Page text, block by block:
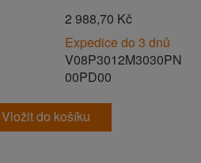
2 988,70 Kč
Expedice do 3 dnů
V08P3012M3030PN
00PD00
Vložit do košíku